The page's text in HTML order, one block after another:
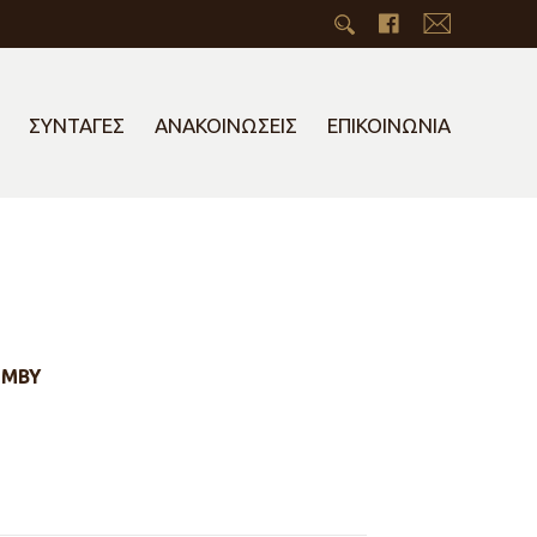
ΣΥΝΤΑΓΕΣ ΑΝΑΚΟΙΝΩΣΕΙΣ ΕΠΙΚΟΙΝΩΝΙΑ